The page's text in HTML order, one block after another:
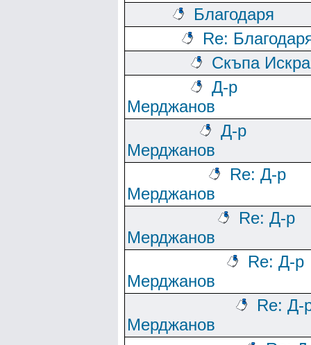
Благодаря
Re:
Скъпа Искра
Д-р
Мерджанов
Д-р
Мерджанов
Re: Д-р
Мерджанов
Re: Д-р
Мерджанов
Re: Д-р
Мерджанов
Re: Д-
Мерджанов